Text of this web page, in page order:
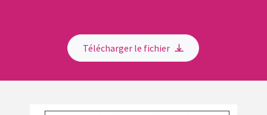
Télécharger le fichier